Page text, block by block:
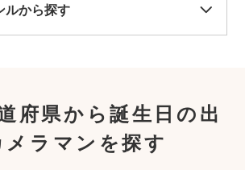
ルから探す
府県から誕生日の出
メラマンを探す